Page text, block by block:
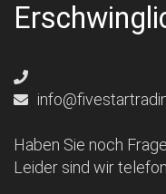
Haben Sie noch
Leider sind wir